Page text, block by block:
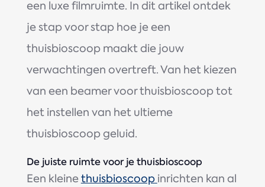
een luxe filmruimte. In dit artikel ontdek
je stap voor stap hoe je een
thuisbioscoop maakt die jouw
verwachtingen overtreft. Van het kiezen
van een beamer voor thuisbioscoop tot
het instellen van het ultieme
thuisbioscoop geluid.
De juiste ruimte voor je thuisbioscoop
Een kleinethuisbioscoop inrichten kan al